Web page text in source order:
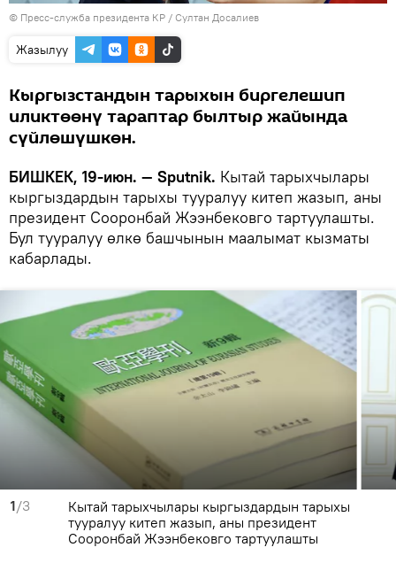
© Пресс-служба президента КР / Султан Досалиев
Жазылуу
Кыргызстандын тарыхын биргелешип
иликтөөнү тараптар былтыр жайында
сүйлөшүшкөн.
БИШКЕК, 19-июн. — Sputnik. Кытай тарыхчылары
кыргыздардын тарыхы тууралуу китеп жазып, аны
президент Сооронбай Жээнбековго тартуулашты.
Бул тууралуу өлкө башчынын маалымат кызматы
кабарлады.
1/3
Кытай тарыхчылары кыргыздардын тарыхы
тууралуу китеп жазып, аны президент
Сооронбай Жээнбековго тартуулашты